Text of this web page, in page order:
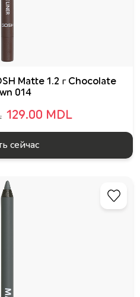
Matte 1.2 г Chocolate
014
129.00 MDL
сейчас